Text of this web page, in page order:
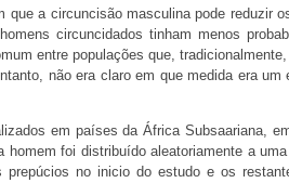
a circuncisão masculina pode reduzir
circuncidados tinham menos
entre populações que,
não era claro em que medida era
em países da África Subsaariana,
homem foi distribuído aleatoriamente a
no inicio do estudo e os